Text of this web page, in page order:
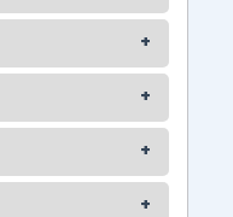
+
+
+
+